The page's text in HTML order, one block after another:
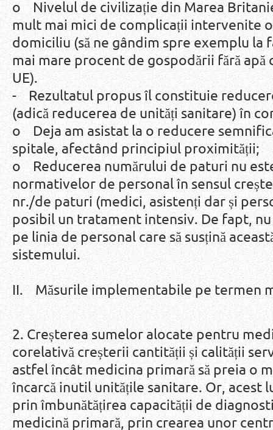
o Nivelul de civilizație din Marea
mult mai mici de complicații intervenite
domiciliu (să ne gândim spre exemplu la
mai mare procent de gospodării fără apă
UE).
- Rezultatul propus îl constituie
(adică reducerea de unități sanitare) în
o Deja am asistat la o reducere
spitale, afectând principiul proximității;
o Reducerea numărului de paturi nu
normativelor de personal în sensul
nr./de paturi (medici, asistenți dar și
posibil un tratament intensiv. De fapt, nu
pe linia de personal care să susțină
sistemului.
II. Măsurile implementabile pe termen
2. Creșterea sumelor alocate pentru
corelativă creșterii cantității și calității
astfel încât medicina primară să preia o
încarcă inutil unitățile sanitare. Or, acest
prin îmbunătățirea capacității de
medicină primară, prin crearea unor